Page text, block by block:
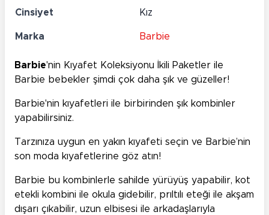
Cinsiyet Kız
Marka Barbie
Barbie'nin Kıyafet Koleksiyonu İkili Paketler ile
Barbie bebekler şimdi çok daha şık ve güzeller!
Barbie'nin kıyafetleri ile birbirinden şık kombinler
yapabilirsiniz.
Tarzınıza uygun en yakın kıyafeti seçin ve Barbie’nin
son moda kıyafetlerine göz atın!
Barbie bu kombinlerle sahilde yürüyüş yapabilir, kot
etekli kombini ile okula gidebilir, prıltılı eteği ile akşam
dışarı çıkabilir, uzun elbisesi ile arkadaşlarıyla